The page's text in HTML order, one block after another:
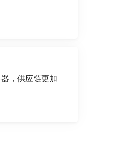
，供应链更加